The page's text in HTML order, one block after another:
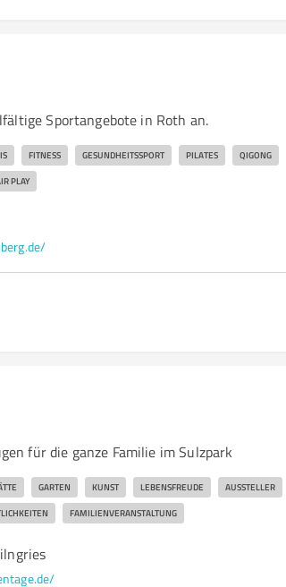
Sportangebote in Roth an.
FITNESS GESUNDHEITSSPORT PILATES QIGONG
PLAY
für die ganze Familie im Sulzpark
GARTEN KUNST LEBENSFREUDE AUSSTELLER
FAMILIENVERANSTALTUNG